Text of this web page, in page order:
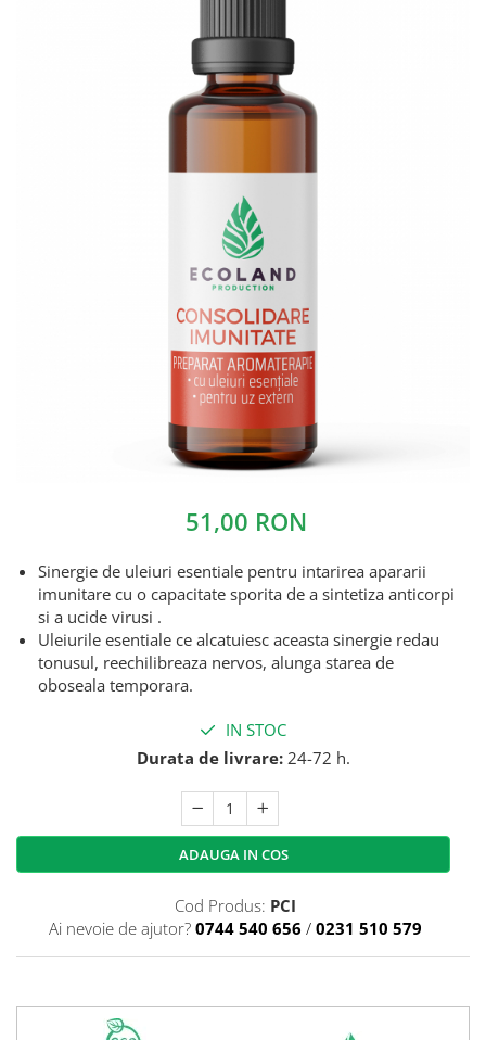
51,00 RON
Sinergie de uleiuri esentiale pentru intarirea apararii
imunitare cu o capacitate sporita de a sintetiza anticorpi
si a ucide virusi .
Uleiurile esentiale ce alcatuiesc aceasta sinergie redau
tonusul, reechilibreaza nervos, alunga starea de
oboseala temporara.
IN STOC
Durata de livrare:24-72 h.
ADAUGA IN COS
Cod Produs: PCI
Ai nevoie de ajutor? 0744 540 656 / 0231 510 579